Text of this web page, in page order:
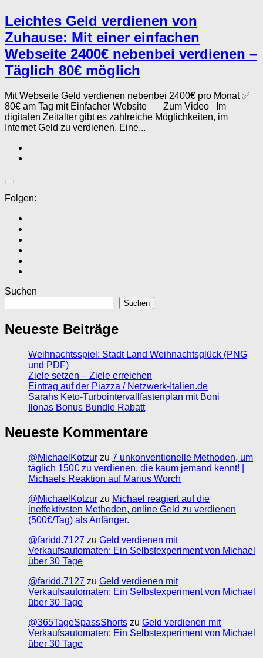
Leichtes Geld verdienen von
Zuhause: Mit einer einfachen
Webseite 2400€ nebenbei verdienen –
Täglich 80€ möglich
Mit Webseite Geld verdienen nebenbei 2400€ pro Monat ✅
80€ am Tag mit Einfacher Website Zum Video Im
digitalen Zeitalter gibt es zahlreiche Möglichkeiten, im
Internet Geld zu verdienen. Eine...
Folgen:
Suchen
Suchen
Neueste Beiträge
Weihnachtsspiel: Stadt Land Weihnachtsglück (PNG
und PDF)
Ziele setzen – Ziele erreichen
Eintrag auf der Piazza / Netzwerk-Italien.de
Sarahs Keto-Turbointervallfastenplan mit Boni
Ilonas Bonus Bundle Rabatt
Neueste Kommentare
@MichaelKotzur zu 7 unkonventionelle Methoden, um
täglich 150€ zu verdienen, die kaum jemand kennt! |
Michaels Reaktion auf Marius Worch
@MichaelKotzur zu Michael reagiert auf die
ineffektivsten Methoden, online Geld zu verdienen
(500€/Tag) als Anfänger.
@faridd.7127 zu Geld verdienen mit
Verkaufsautomaten: Ein Selbstexperiment von Michael
über 30 Tage
@faridd.7127 zu Geld verdienen mit
Verkaufsautomaten: Ein Selbstexperiment von Michael
über 30 Tage
@365TageSpassShorts zu Geld verdienen mit
Verkaufsautomaten: Ein Selbstexperiment von Michael
über 30 Tage